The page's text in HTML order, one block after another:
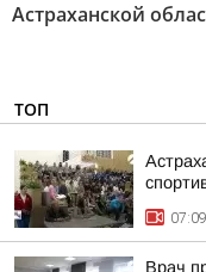
Астраханской
ТОП
07:09
Врач